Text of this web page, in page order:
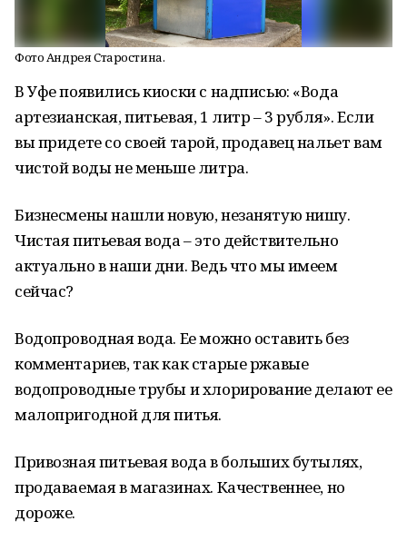
Фото Андрея Старостина.
В Уфе появились киоски с надписью: «Вода
артезианская, питьевая,1 литр– 3 рубля». Если
вы придете со своей тарой, продавец нальет вам
чистой воды не меньше литра.
Бизнесмены нашли новую, незанятую нишу.
Чистая питьевая вода – это действительно
актуально в наши дни. Ведь что мы имеем
сейчас?
Водопроводная вода. Ее можно оставить без
комментариев, так как старые ржавые
водопроводные трубы и хлорирование делают ее
малопригодной для питья.
Привозная питьевая вода в больших бутылях,
продаваемая в магазинах. Качественнее, но
дороже.